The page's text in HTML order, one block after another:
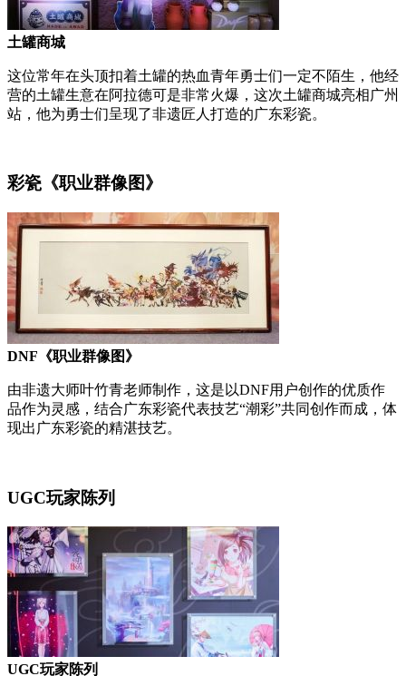
土罐商城
这位常年在头顶扣着土罐的热血青年勇士们一定不陌生，他经
营的土罐生意在阿拉德可是非常火爆，这次土罐商城亮相广州
站，他为勇士们呈现了非遗匠人打造的广东彩瓷。
彩瓷《职业群像图》
DNF《职业群像图》
由非遗大师叶竹青老师制作，这是以DNF用户创作的优质作
品作为灵感，结合广东彩瓷代表技艺“潮彩”共同创作而成，体
现出广东彩瓷的精湛技艺。
UGC玩家陈列
UGC玩家陈列